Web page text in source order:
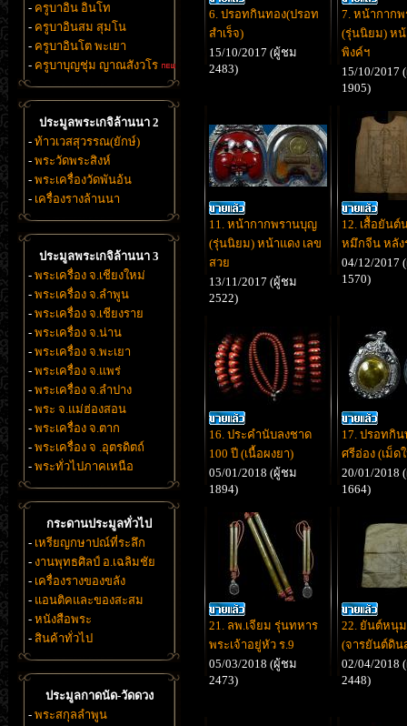
- ครูบาอิน อินโท
- ครูบาอินสม สุมโน
- ครูบาอินโต พะเยา
- ครูบาบุญชุ่ม ญาณสังวโร
ประมูลพระเกจิล้านนา 2
- ท้าวเวสสุวรรณ(ยักษ์)
- พระวัดพระสิงห์
- พระเครื่องวัดพันอ้น
- เครื่องรางล้านนา
ประมูลพระเกจิล้านนา 3
- พระเครื่อง จ.เชียงใหม่
- พระเครื่อง จ.ลำพูน
- พระเครื่อง จ.เชียงราย
- พระเครื่อง จ.น่าน
- พระเครื่อง จ.พะเยา
- พระเครื่อง จ.แพร่
- พระเครื่อง จ.ลำปาง
- พระ จ.แม่ฮ่องสอน
- พระเครื่อง จ.ตาก
- พระเครื่อง จ .อุตรดิตถ์
- พระทั่วไปภาคเหนือ
กระดานประมูลทั่วไป
- เหรียญกษาปณ์ที่ระลึก
- งานพุทธศิลป์ อ.เฉลิมชัย
- เครื่องรางของขลัง
- แอนติคและของสะสม
- หนังสือพระ
- สินค้าทั่วไป
ประมูลกาดนัด-วัดดวง
- พระสกุลลำพูน
6. ปรอทกินทอง(ปรอท
สำเร็จ)
15/10/2017 (ผู้ชม
2483)
7. หน้ากาก
(รุ่นนิยม) หน้
พิงค์ฯ
15/10/2017
1905)
11. หน้ากากพรานบุญ
(รุ่นนิยม) หน้าแดง เลข
สวย
13/11/2017 (ผู้ชม
2522)
12. เสื้อยันต์
หมึกจีน หลัง
04/12/2017
1570)
16. ประคำนับลงชาด
100 ปี (เนื้อผงยา)
05/01/2018 (ผู้ชม
1894)
17. ปรอทกิ
ศรีอ่อง (เม็ด
20/01/2018
1664)
21. ลพ.เจียม รุ่นทหาร
พระเจ้าอยู่หัว ร.9
05/03/2018 (ผู้ชม
2473)
22. ยันต์หนุ
(จารยันต์ดิน
02/04/2018
2448)